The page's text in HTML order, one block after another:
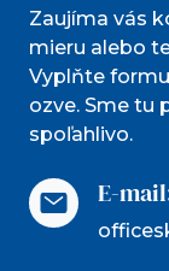
Zaujíma vás
mieru alebo
Vyplňte
ozve. Sme tu
spoľahlivo.
E-